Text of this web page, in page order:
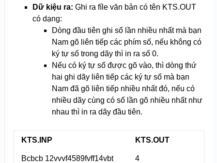
Dữ kiệu ra: Ghi ra fíle văn bản có tên KTS.OUT
có dạng:
Dòng đầu tiên ghi số lần nhiều nhất mà bạn
Nam gõ liên tiếp các phím số, nếu không có
ký tự số trong dãy thì in ra số 0.
Nếu có ký tự số được gõ vào, thì dòng thứ
hai ghi dãy liên tiếp các ký tự số mà bạn
Nam đã gõ liên tiếp nhiều nhất đó, nếu có
nhiều dãy cùng có số lần gõ nhiều nhất như
nhau thì in ra dãy đầu tiên.
KTS.INP KTS.OUT
Bcbcb 12vvvf4589fvff14vbt 4